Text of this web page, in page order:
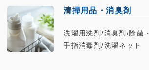
清掃用品・消臭剤
洗濯用洗剤/消臭剤/除菌
手指消毒剤/洗濯ネット